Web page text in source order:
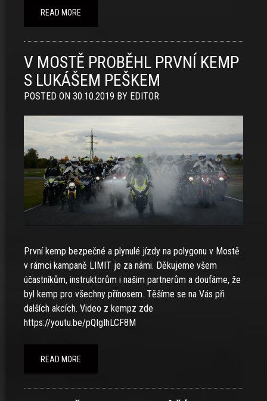
READ MORE
V MOSTĚ PROBĚHL PRVNÍ KEMP
S LUKÁŠEM PEŠKEM
POSTED ON 30.10.2019 BY EDITOR
První kemp bezpečné a plynulé jízdy na polygonu v Mostě
v rámci kampaně LIMIT je za námi. Děkujeme všem
účastníkům, instruktorům i našim partnerům a doufáme, že
byl kemp pro všechny přínosem. Těšíme se na Vás při
dalších akcích. Video z kempz zde
https://youtu.be/pQIgIhLCF8M
READ MORE